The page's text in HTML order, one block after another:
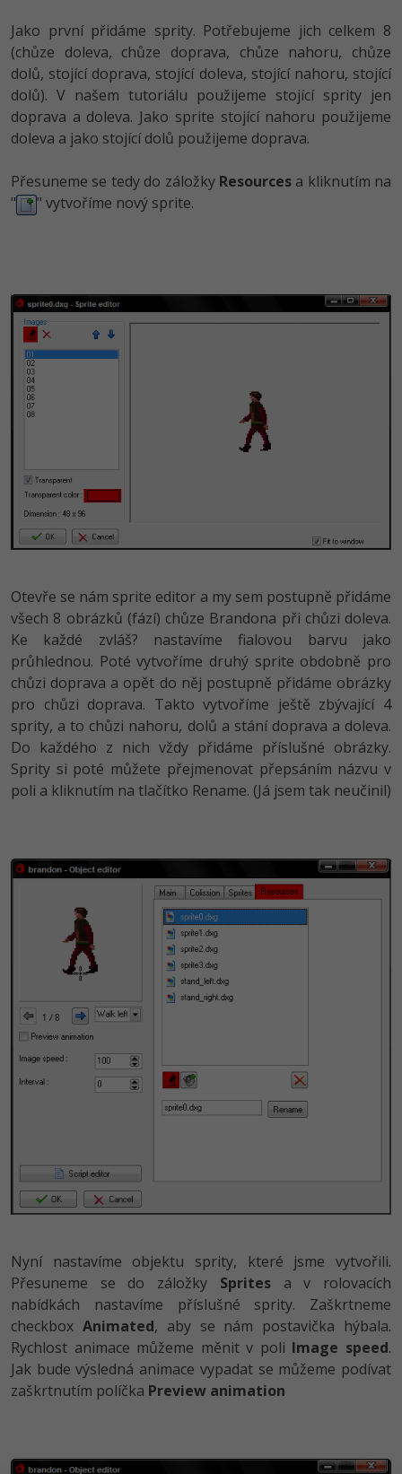
Jako první přidáme sprity. Potřebujeme jich celkem 8
(chůze doleva, chůze doprava, chůze nahoru, chůze
dolů, stojící doprava, stojící doleva, stojící nahoru, stojící
dolů). V našem tutoriálu použijeme stojící sprity jen
doprava a doleva. Jako sprite stojící nahoru použijeme
doleva a jako stojící dolů použijeme doprava.
Přesuneme se tedy do záložky Resourcesa kliknutím na
"
" vytvoříme nový sprite.
Otevře se nám sprite editor a my sem postupně přidáme
všech 8 obrázků (fází) chůze Brandona při chůzi doleva.
Ke každé zvláš? nastavíme fialovou barvu jako
průhlednou. Poté vytvoříme druhý sprite obdobně pro
chůzi doprava a opět do něj postupně přidáme obrázky
pro chůzi doprava. Takto vytvoříme ještě zbývající 4
sprity, a to chůzi nahoru, dolů a stání doprava a doleva.
Do každého z nich vždy přidáme příslušné obrázky.
Sprity si poté můžete přejmenovat přepsáním názvu v
poli a kliknutím na tlačítko Rename. (Já jsem tak neučinil)
Nyní nastavíme objektu sprity, které jsme vytvořili.
Přesuneme se do záložky Spritesa v rolovacích
nabídkách nastavíme příslušné sprity. Zaškrtneme
checkbox Animated, aby se nám postavička hýbala.
Rychlost animace můžeme měnit v poli Image speed.
Jak bude výsledná animace vypadat se můžeme podívat
zaškrtnutím políčka Preview animation